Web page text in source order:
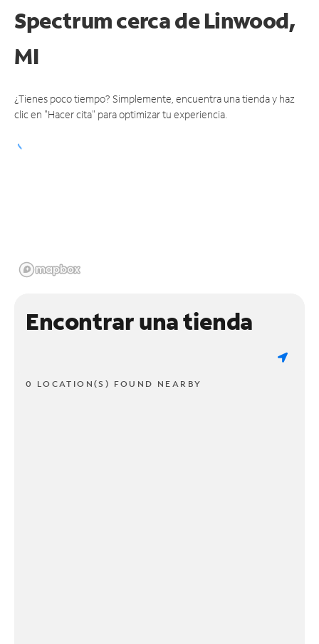
Spectrumcerca de Linwood,
MI
¿Tienes poco tiempo? Simplemente, encuentra una tienda y haz
clic en "Hacer cita" para optimizar tu experiencia.
Encontrar una tienda
0 LOCATION(S) FOUND NEARBY